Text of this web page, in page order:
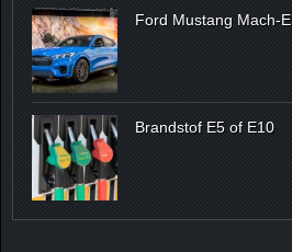
Ford Mustang Mach-E
Brandstof E5 of E10